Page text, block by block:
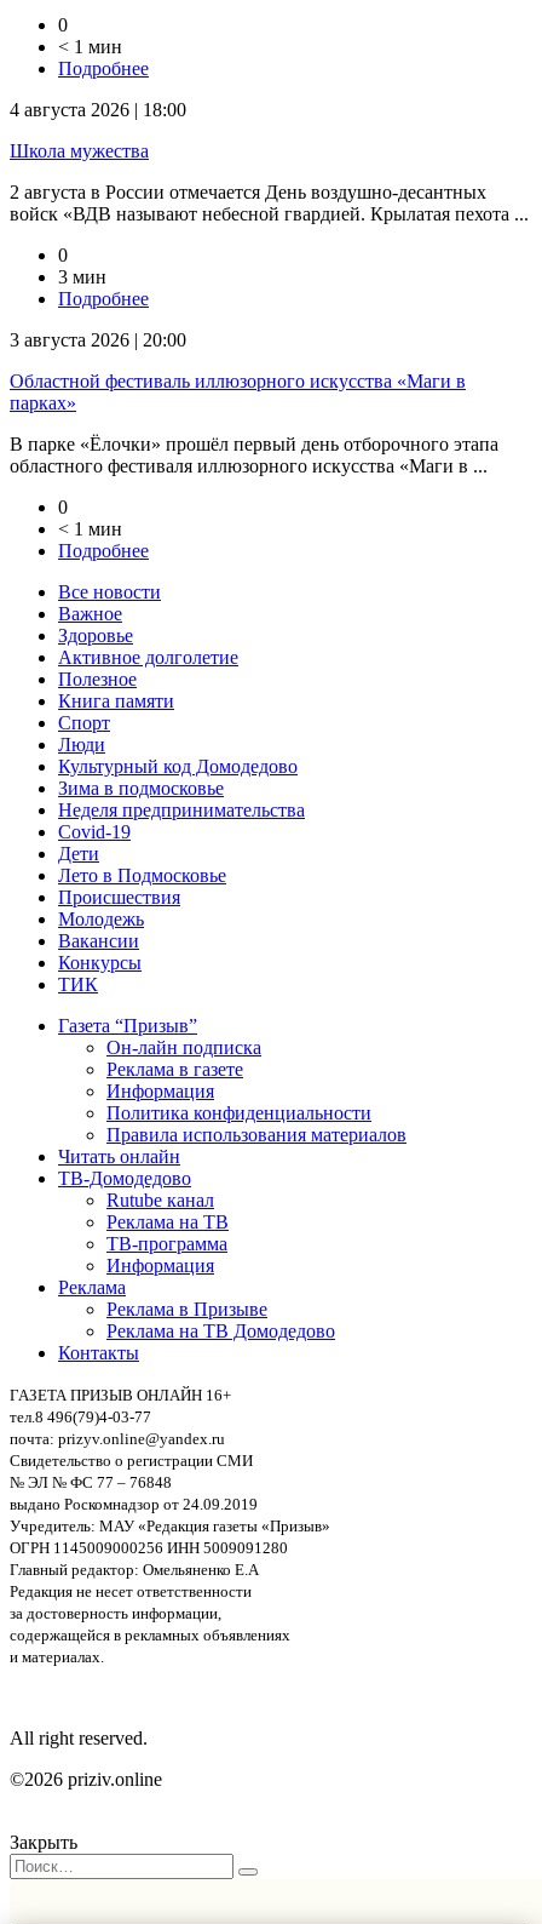
0
< 1 мин
Подробнее
4 августа 2026 | 18:00
Школа мужества
2 августа в России отмечается День воздушно-десантных
войск «ВДВ называют небесной гвардией. Крылатая пехота ...
0
3 мин
Подробнее
3 августа 2026 | 20:00
Областной фестиваль иллюзорного искусства «Маги в
парках»
В парке «Ёлочки» прошёл первый день отборочного этапа
областного фестиваля иллюзорного искусства «Маги в ...
0
< 1 мин
Подробнее
Все новости
Важное
Здоровье
Активное долголетие
Полезное
Книга памяти
Спорт
Люди
Культурный код Домодедово
Зима в подмосковье
Неделя предпринимательства
Covid-19
Дети
Лето в Подмосковье
Происшествия
Молодежь
Вакансии
Конкурсы
ТИК
Газета “Призыв”
Он-лайн подписка
Реклама в газете
Информация
Политика конфиденциальности
Правила использования материалов
Читать онлайн
ТВ-Домодедово
Rutube канал
Реклама на ТВ
ТВ-программа
Информация
Реклама
Реклама в Призыве
Реклама на ТВ Домодедово
Контакты
ГАЗЕТА ПРИЗЫВ ОНЛАЙН 16+
тел.8 496(79)4-03-77
почта: prizyv.online@yandex.ru
Свидетельство о регистрации СМИ
№ ЭЛ № ФС 77 – 76848
выдано Роскомнадзор от 24.09.2019
Учредитель: МАУ «Редакция газеты «Призыв»
ОГРН 1145009000256 ИНН 5009091280
Главный редактор: Омельяненко Е.А
Редакция не несет ответственности
за достоверность информации,
содержащейся в рекламных объявлениях
и материалах.
All right reserved.
©2026 priziv.online
Закрыть